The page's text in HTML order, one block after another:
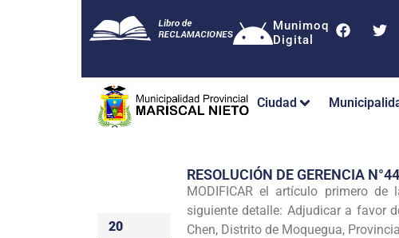
Munimoq
Digital
Ciudad
20
RESOLUCIÓN DE GERENCIA
MODIFICAR el artículo primero de
siguiente detalle: Adjudicar a favor
Chen, Distrito de Moquegua,